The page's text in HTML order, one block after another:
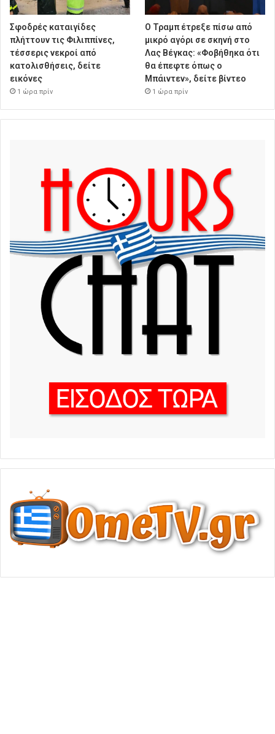
Σφοδρές καταιγίδες
πλήττουν τις Φιλιππίνες,
τέσσερις νεκροί από
κατολισθήσεις, δείτε
εικόνες
1 ώρα πρίν
Ο Τραμπ έτρεξε πίσω από
μικρό αγόρι σε σκηνή στο
Λας Βέγκας: «Φοβήθηκα ότι
θα έπεφτε όπως ο
Μπάιντεν», δείτε βίντεο
1 ώρα πρίν